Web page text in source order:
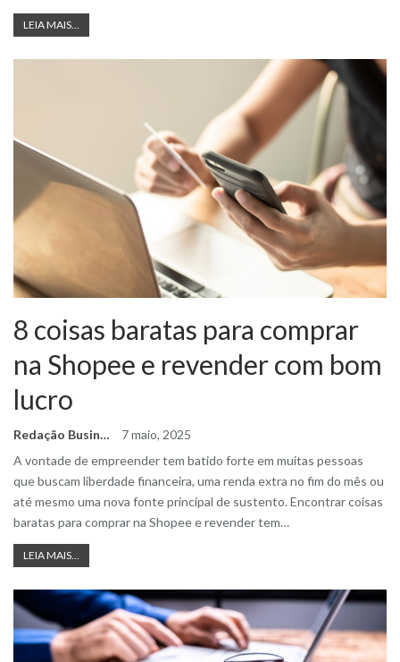
LEIA MAIS...
8 coisas baratas para comprar
na Shopee e revender com bom
lucro
Redação Business Ideas
7 maio, 2025
A vontade de empreender tem batido forte em muitas pessoas
que buscam liberdade financeira, uma renda extra no fim do mês ou
até mesmo uma nova fonte principal de sustento. Encontrar coisas
baratas para comprar na Shopee e revender tem…
LEIA MAIS...